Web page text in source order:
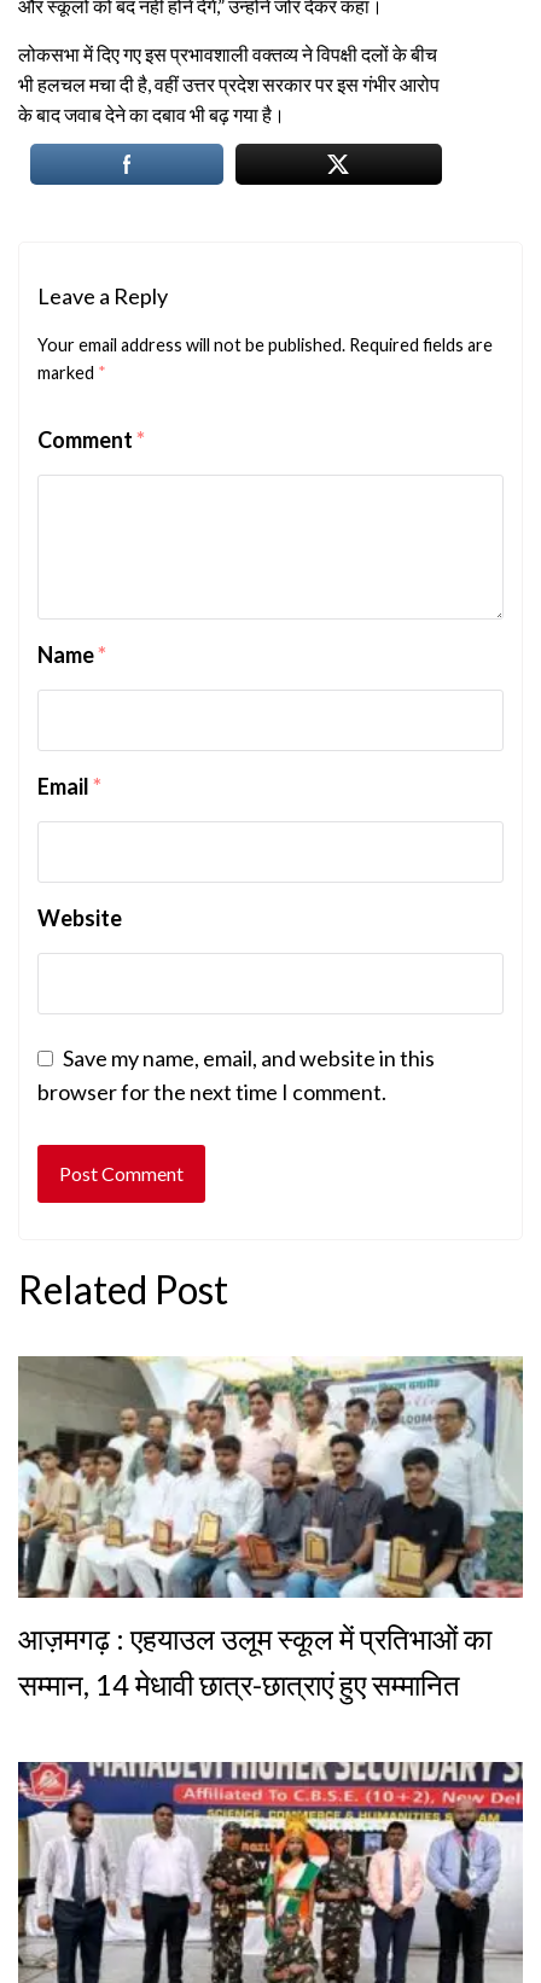
और स्कूलों को बंद नहीं होने देंगे,” उन्होंने जोर देकर कहा।
लोकसभा में दिए गए इस प्रभावशाली वक्तव्य ने विपक्षी दलों के बीच
भी हलचल मचा दी है, वहीं उत्तर प्रदेश सरकार पर इस गंभीर आरोप
के बाद जवाब देने का दबाव भी बढ़ गया है।
Leave a Reply
Your email address will not be published. Required fields are
marked *
Comment*
Name*
Email*
Website
Save my name, email, and website in this
browser for the next time I comment.
Related Post
आज़मगढ़ : एहयाउल उलूम स्कूल में प्रतिभाओं का
सम्मान, 14 मेधावी छात्र-छात्राएं हुए सम्मानित